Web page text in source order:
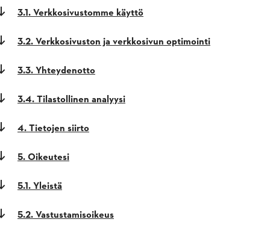
3.1. Verkkosivustomme käyttö
3.2. Verkkosivuston ja verkkosivun optimointi
3.3. Yhteydenotto
3.4. Tilastollinen analyysi
4. Tietojen siirto
5. Oikeutesi
5.1. Yleistä
5.2. Vastustamisoikeus